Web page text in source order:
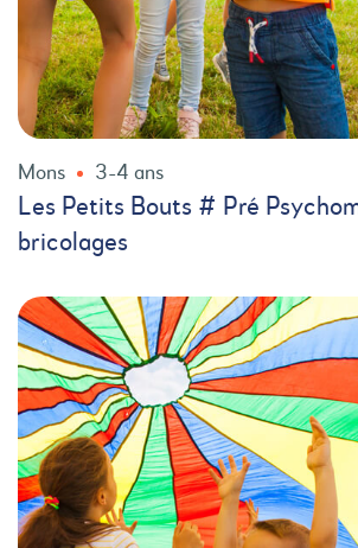
Mons 3-4 ans
Les Petits Bouts # Pré
bricolages